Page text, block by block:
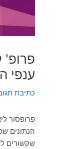
פרופ'
ענפי
כתיבת
פרופסור
הנתונים
שקשורים